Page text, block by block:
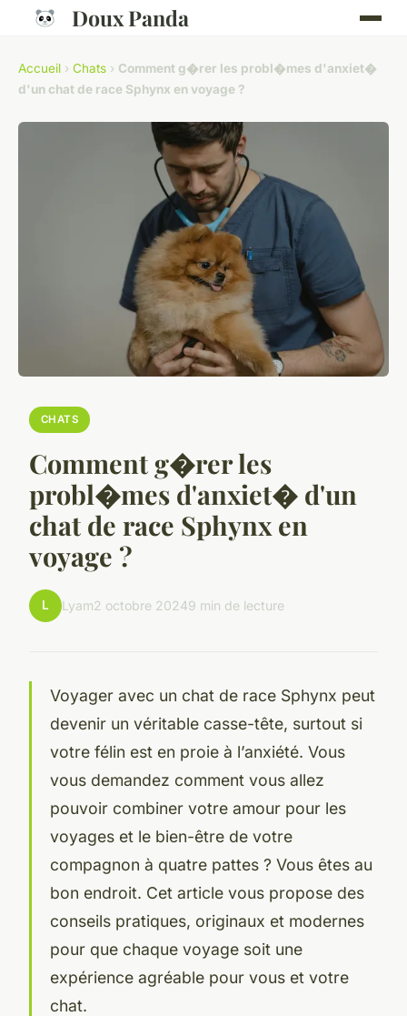
Doux Panda
Accueil › Chats › Comment g�rer les probl�mes d'anxiet�
d'un chat de race Sphynx en voyage ?
CHATS
Comment g�rer les
probl�mes d'anxiet� d'un
chat de race Sphynx en
voyage ?
L Lyam2 octobre 20249 min de lecture
Voyager avec un chat de race Sphynx peut
devenir un véritable casse-tête, surtout si
votre félin est en proie à l’anxiété. Vous
vous demandez comment vous allez
pouvoir combiner votre amour pour les
voyages et le bien-être de votre
compagnon à quatre pattes ? Vous êtes au
bon endroit. Cet article vous propose des
conseils pratiques, originaux et modernes
pour que chaque voyage soit une
expérience agréable pour vous et votre
chat.